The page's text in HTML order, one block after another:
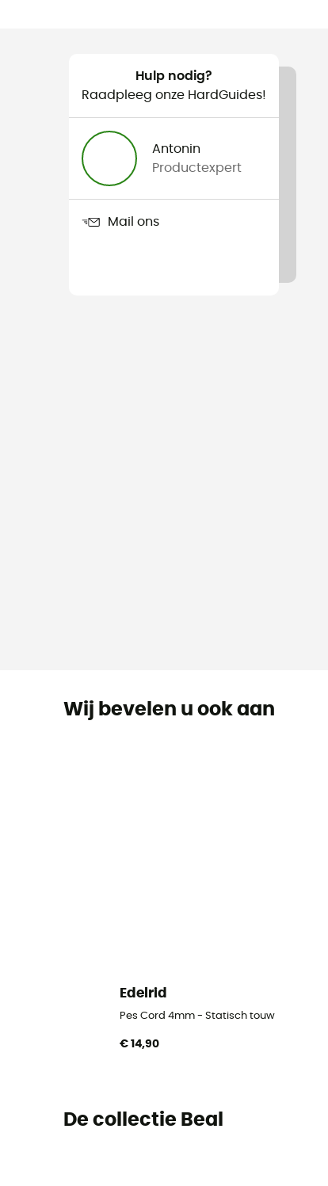
Hulp nodig?
Raadpleeg onze HardGuides!
Antonin
Productexpert
Mail ons
Wij bevelen u ook aan
Edelrid
Pes Cord 4mm - Statisch touw
€ 14,90
De collectie Beal